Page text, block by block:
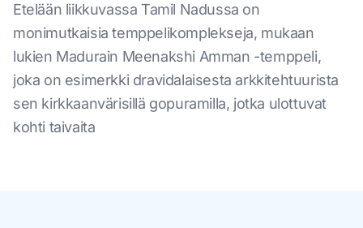
Etelään liikkuvassa Tamil Nadussa on
monimutkaisia temppelikomplekseja, mukaan
lukien Madurain Meenakshi Amman -temppeli,
joka on esimerkki dravidalaisesta arkkitehtuurista
sen kirkkaanvärisillä gopuramilla, jotka ulottuvat
kohti taivaita